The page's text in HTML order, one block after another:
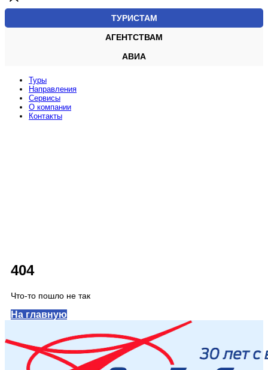
ТУРИСТАМ
АГЕНТСТВАМ
АВИА
Туры
Направления
Сервисы
O компании
Контакты
404
Что-то пошло не так
На главную